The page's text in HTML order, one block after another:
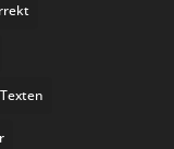
Texten